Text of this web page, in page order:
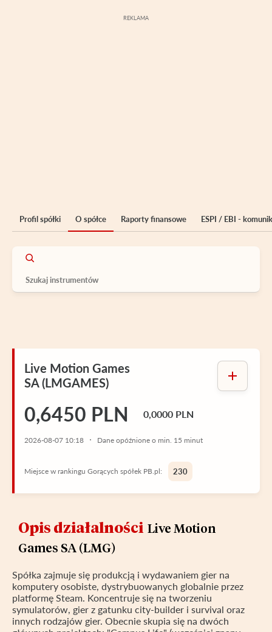
Profil spółki O spółce Raporty finansowe ESPI / EBI -
Live Motion Games
SA (LMGAMES)
0,6450 PLN 0,0000 PLN
2026-08-07 10:18 Dane opóźnione o min. 15 minut
Miejsce w rankingu Gorących spółek PB.pl: 230
Opis działalności Live Motion
Games SA (LMG)
Spółka zajmuje się produkcją i wydawaniem gier na
komputery osobiste, dystrybuowanych globalnie przez
platformę Steam. Koncentruje się na tworzeniu
symulatorów, gier z gatunku city-builder i survival oraz
innych rodzajów gier. Obecnie skupia się na dwóch